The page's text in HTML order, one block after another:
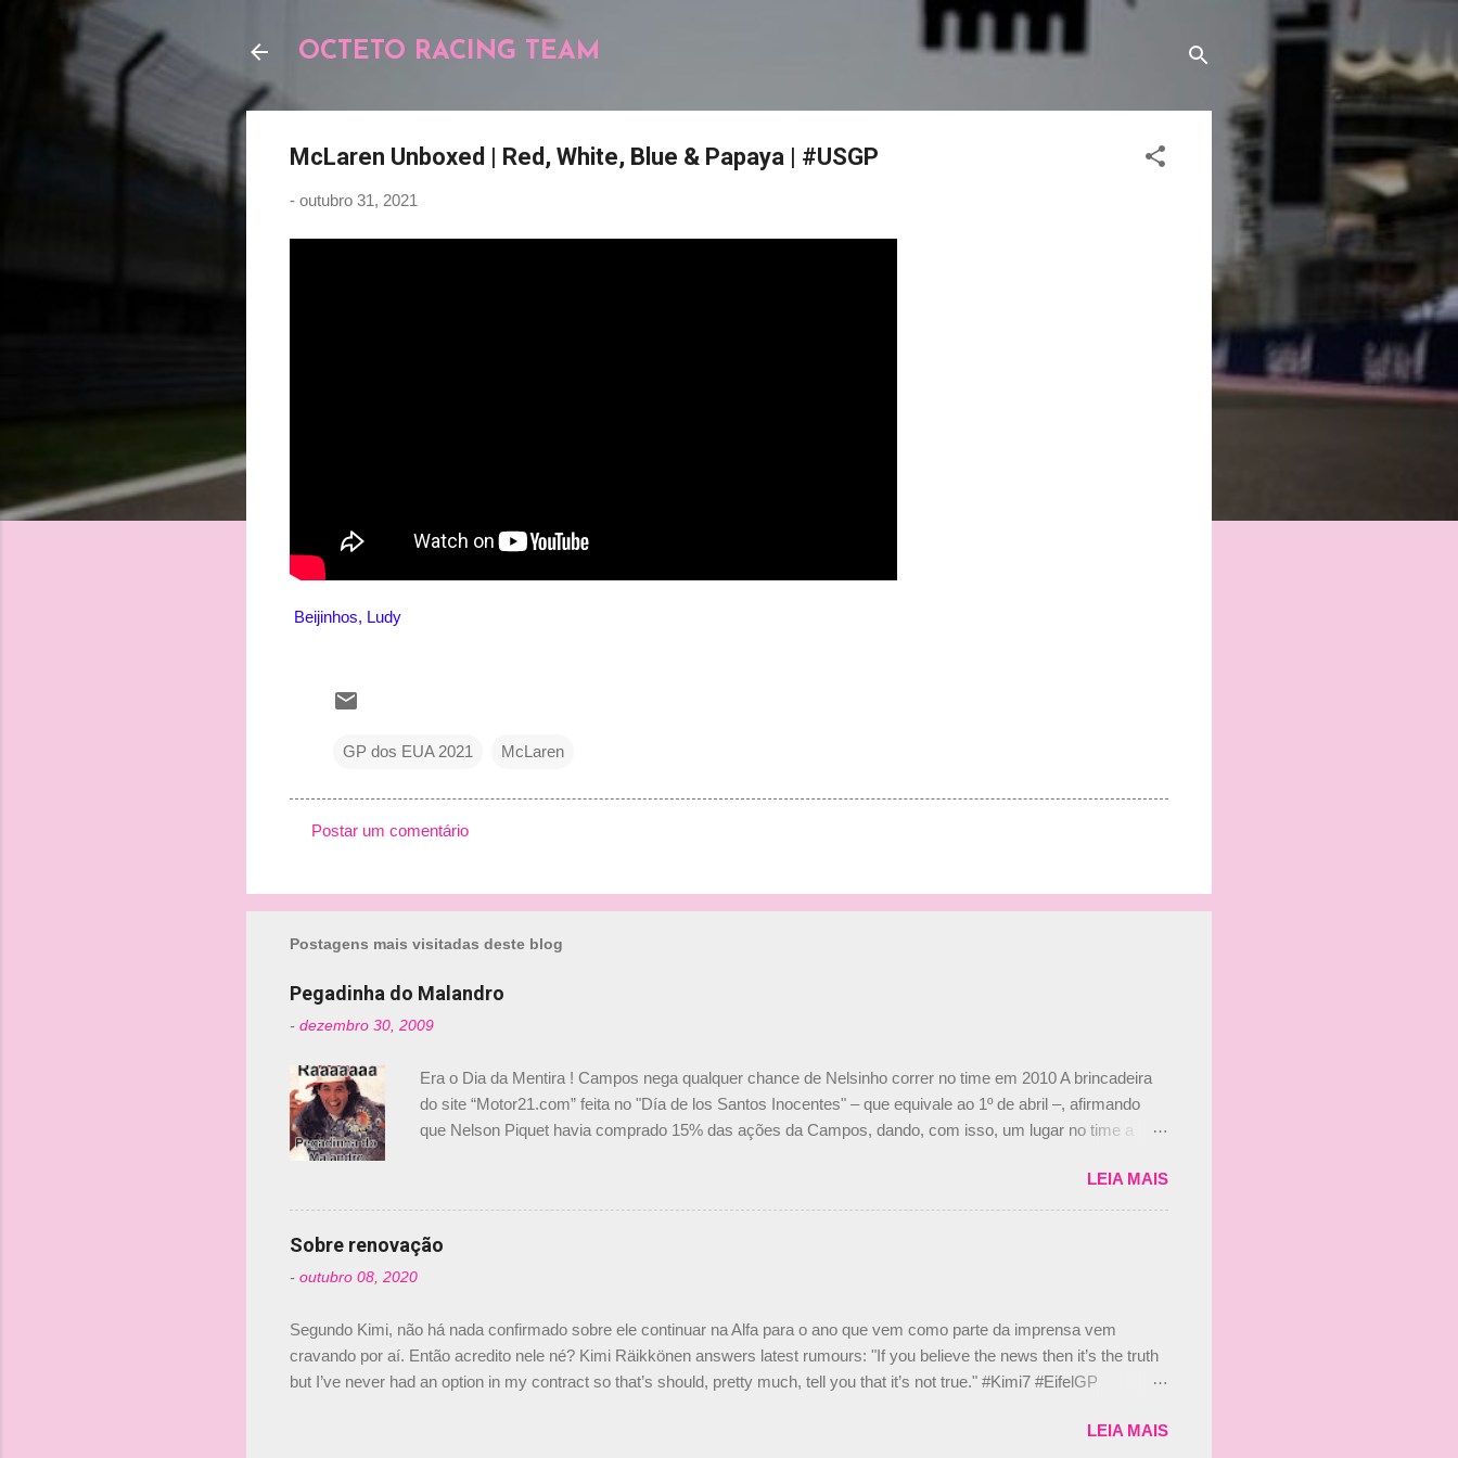
OCTETO RACING TEAM
McLaren Unboxed | Red, White, Blue & Papaya | #USGP
- outubro 31, 2021
Beijinhos, Ludy
GP dos EUA 2021 McLaren
m
e
t
á
r
i
o
s
Postar um comentário
Postagens mais visitadas deste blog
Pegadinha do Malandro
- dezembro 30, 2009
Era o Dia da Mentira ! Campos nega qualquer chance de Nelsinho correr no time em 2010 A brincadeira
do site “Motor21.com” feita no "Día de los Santos Inocentes" – que equivale ao 1º de abril –, afirmando
que Nelson Piquet havia comprado 15% das ações da Campos, dando, com isso, um lugar no time a
dirigente foi taxativo ao declarar que o brasileiro não será o companheiro de Bruno Senna em 2010. "Na
verdade, nós recebemos uma oferta de Piquet", admitiu Audetto. “Mas depois de ter assinado com Bruno
Senna, não podemos ter dois brasileiros”, explicou, dizendo ainda que não tem nada contra o filho do
LEIA MAIS
Sobre renovação
- outubro 08, 2020
Segundo Kimi, não há nada confirmado sobre ele continuar na Alfa para o ano que vem como parte da imprensa vem
cravando por aí. Então acredito nele né? Kimi Räikkönen answers latest rumours: "If you believe the news then it’s the truth
but I’ve never had an option in my contract so that’s should, pretty much, tell you that it’s not true." #Kimi7 #EifelGP
falando sobre o fato do Iceman estar há tantos anos na F1. What is it like to have Kimi as a team mate? 🙌 Over to you,
LEIA MAIS